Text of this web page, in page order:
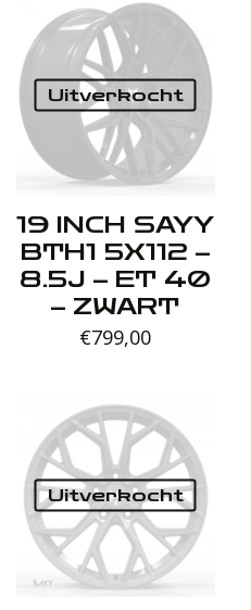
Uitverkocht
19 INCH SAYY
BTH1 5X112 –
8.5J – ET 40
– ZWART
€799,00
Uitverkocht